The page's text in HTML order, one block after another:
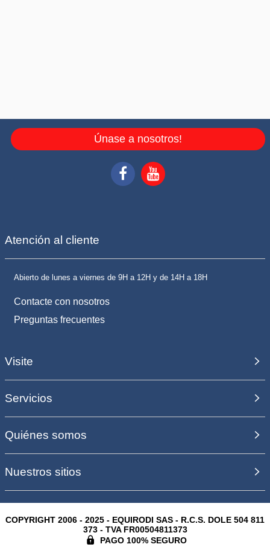
Únase a nosotros!
Atención al cliente
Abierto de lunes a viernes de 9H a 12H y de 14H a 18H
Contacte con nosotros
Preguntas frecuentes
Visite
Servicios
Quiénes somos
Nuestros sitios
COPYRIGHT 2006 - 2025 - EQUIRODI SAS - R.C.S. DOLE 504 811
373 - TVA FR00504811373
PAGO 100% SEGURO